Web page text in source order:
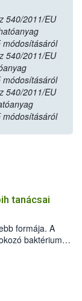
540/2011/EU
módosításáról
540/2011/EU
módosításáról
540/2011/EU
módosításáról
tanácsai
formája. A
baktériumok
sütögetés
szól: legalább
valamint a